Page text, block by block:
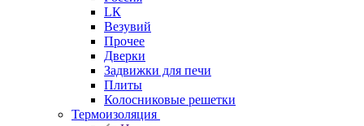
LК
Везувий
Прочее
Дверки
Задвижки для печи
Плиты
Колосниковые решетки
Термоизоляция